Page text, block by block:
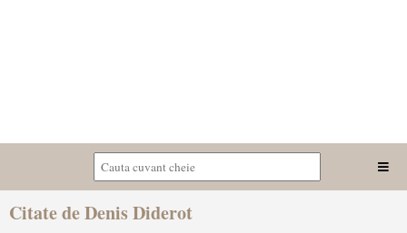
Citate de Denis Diderot